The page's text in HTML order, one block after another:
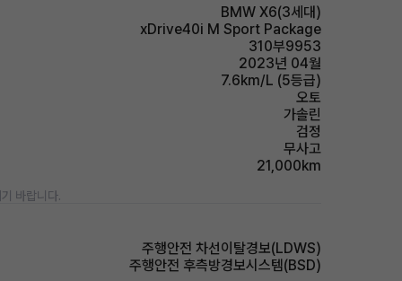
BMW X6(3세대)
xDrive40i M Sport Package
310부9953
2023년 04월
7.6km/L (5등급)
오토
가솔린
검정
무사고
21,000km
바랍니다.
주행안전 차선이탈경보(LDWS)
주행안전 후측방경보시스템(BSD)